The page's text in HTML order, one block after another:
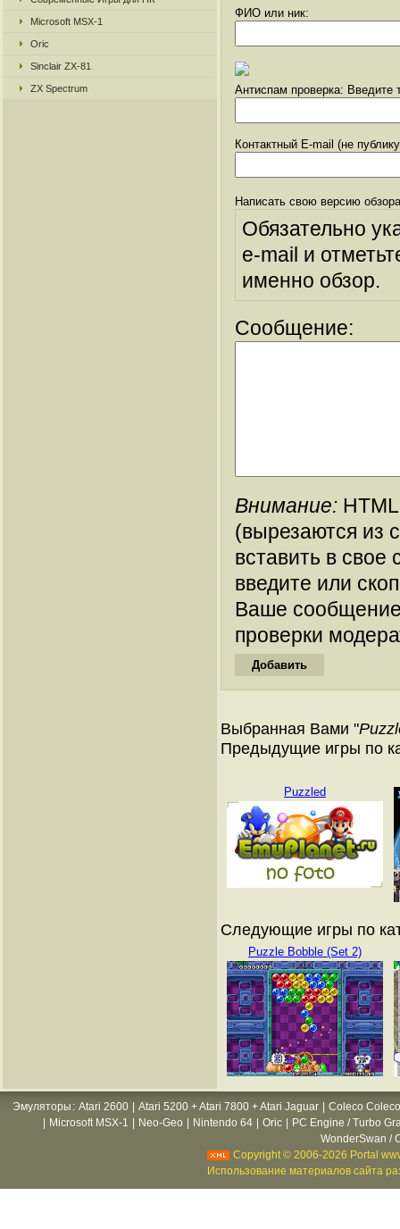
Microsoft MSX-1
Oric
Sinclair ZX-81
ZX Spectrum
ФИО или ник:
Антиспам проверка: Введите
Контактный E-mail (не
Написать свою версию
Обязательно
e-mail и
именно обзор.
Сообщение:
Внимание:
(вырезаются из
вставить в
введите или
Ваше
проверки
Выбранная Вами "
Предыдущие игры по
Puzzled
Следующие игры по
Puzzle Bobble (Set 2)
Эмуляторы : Atari 2600 Atari 5200 + Atari 7800 + Atari Jaguar
Coleco
Microsoft MSX-1 Neo-Geo Nintendo 64 Oric
PC Engine / Turbo
WonderSwan /
Copyright © 2006-2026 Portal
Использование материалов сайта